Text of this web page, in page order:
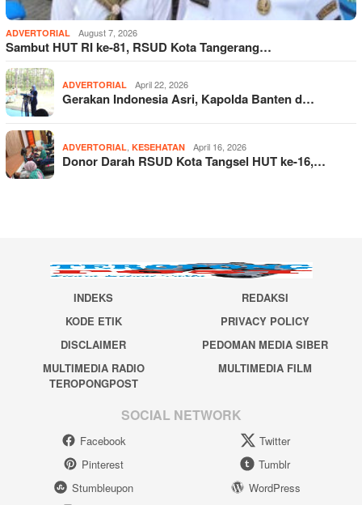
ADVERTORIAL August 7, 2026
Sambut HUT RI ke-81, RSUD Kota Tangerang…
ADVERTORIAL April 22, 2026
Gerakan Indonesia Asri, Kapolda Banten d…
ADVERTORIAL KESEHATAN April 16, 2026
Donor Darah RSUD Kota Tangsel HUT ke-16,…
INDEKS
REDAKSI
KODE ETIK
PRIVACY POLICY
DISCLAIMER
PEDOMAN MEDIA SIBER
MULTIMEDIA RADIO
TEROPONGPOST
MULTIMEDIA FILM
SOCIAL NETWORK
Facebook
Twitter
Pinterest
Tumblr
Stumbleupon
WordPress